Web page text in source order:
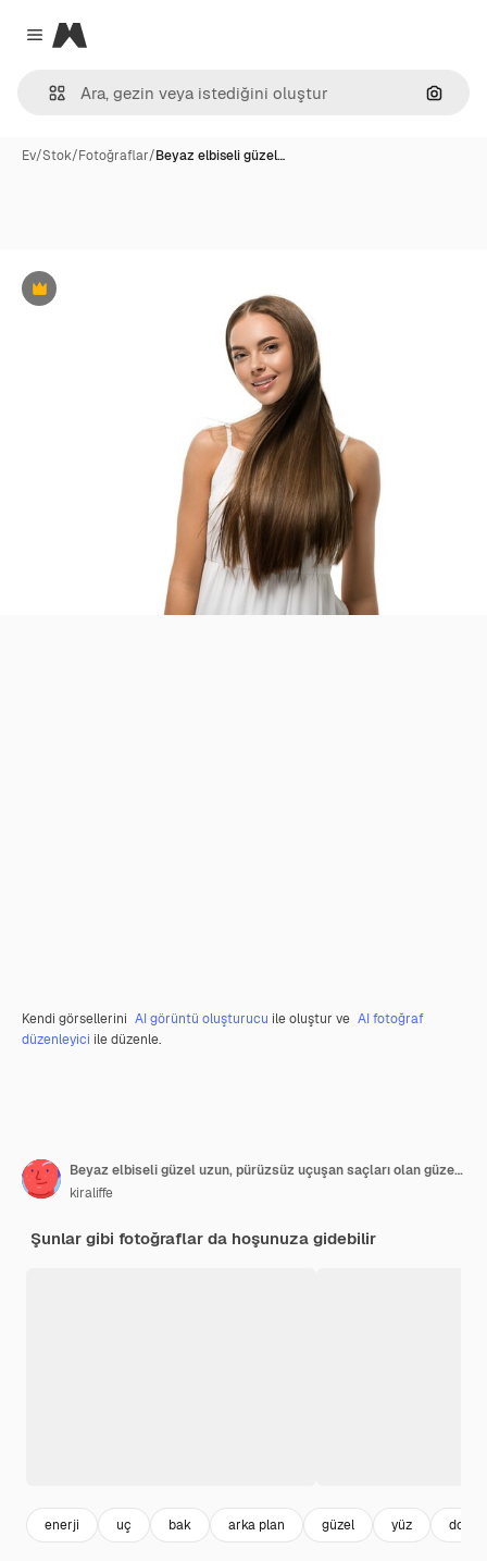
Close menu
Magnific
Ev/Stok/Fotoğraflar/Beyaz elbiseli güzel…
Premium
Kendi görsellerini AI görüntü oluşturucu ile oluştur ve AI fotoğraf
düzenleyici ile düzenle.
Beyaz elbiseli güzel uzun, pürüzsüz uçuşan saçları olan güzel kadın, renkli arka plan üzerinde
kiraliffe
Şunlar gibi fotoğraflar da hoşunuza gidebilir
enerji uç bak arka plan güzel yüz doğal